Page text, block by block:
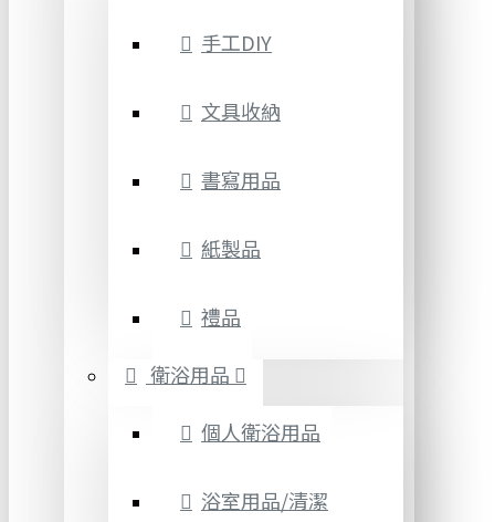
手工DIY
文具收納
書寫用品
紙製品
禮品
衛浴用品
個人衛浴用品
浴室用品/清潔